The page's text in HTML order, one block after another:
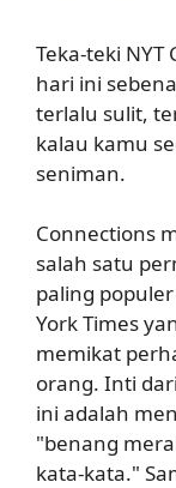
Teka-teki NYT
hari ini
terlalu sulit,
kalau kamu
seniman.
Connections
salah satu
paling
York Times
memikat
orang. Inti
ini adalah
"benang
kata-kata."